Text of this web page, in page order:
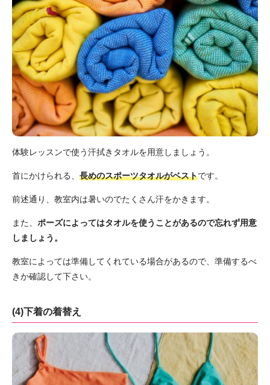
体験レッスンで使う汗拭きタオルを用意しましょう。
首にかけられる、 長めのスポーツタオルがベストです。
前述通り、教室内は暑いのでたくさん汗をかきます。
また、 ポーズによってはタオルを使うことがあるので忘れず用意
しましょう。
教室によっては準備してくれている場合があるので、準備するべ
きか確認して下さい。
(4)下着の着替え